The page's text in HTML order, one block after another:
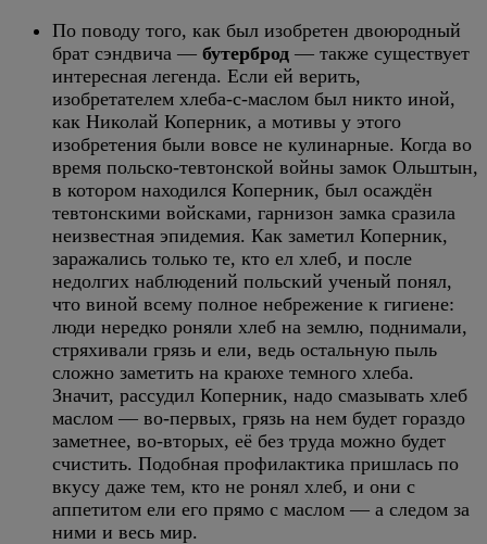
По поводу того, как был изобретен двоюродный
брат сэндвича — бутерброд — также существует
интересная легенда. Если ей верить,
изобретателем хлеба-с-маслом был никто иной,
как Николай Коперник, а мотивы у этого
изобретения были вовсе не кулинарные. Когда во
время польско-тевтонской войны замок Ольштын,
в котором находился Коперник, был осаждён
тевтонскими войсками, гарнизон замка сразила
неизвестная эпидемия. Как заметил Коперник,
заражались только те, кто ел хлеб, и после
недолгих наблюдений польский ученый понял,
что виной всему полное небрежение к гигиене:
люди нередко роняли хлеб на землю, поднимали,
стряхивали грязь и ели, ведь остальную пыль
сложно заметить на краюхе темного хлеба.
Значит, рассудил Коперник, надо смазывать хлеб
маслом — во-первых, грязь на нем будет гораздо
заметнее, во-вторых, её без труда можно будет
счистить. Подобная профилактика пришлась по
вкусу даже тем, кто не ронял хлеб, и они с
аппетитом ели его прямо с маслом — а следом за
ними и весь мир.